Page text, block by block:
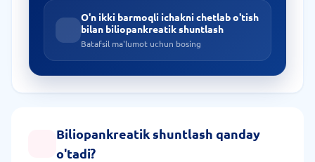
O'n ikki barmoqli ichakni chetlab o'tish
bilan biliopankreatik shuntlash
Batafsil ma'lumot uchun bosing
Biliopankreatik shuntlash qanday
o'tadi?